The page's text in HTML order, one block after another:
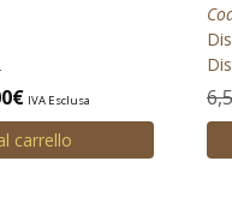
€ IVA Esclusa
carrello